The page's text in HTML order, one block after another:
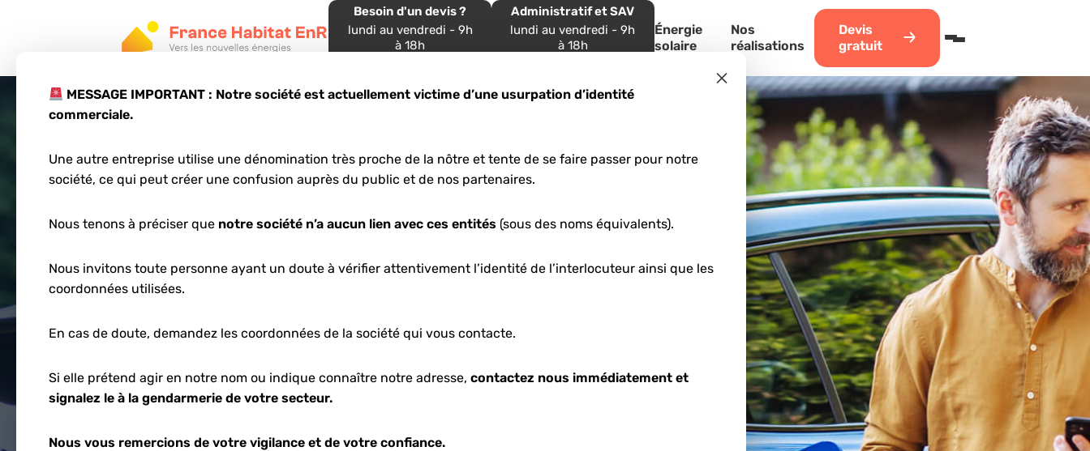
×
MESSAGE IMPORTANT : Notre société est actuellement victime d’une usurpation d’identité
commerciale.
Une autre entreprise utilise une dénomination très proche de la nôtre et tente de se faire passer pour notre
société, ce qui peut créer une confusion auprès du public et de nos partenaires.
Nous tenons à préciser que notre société n’a aucun lien avec ces entités (sous des noms équivalents).
Nous invitons toute personne ayant un doute à vérifier attentivement l’identité de l’interlocuteur ainsi que les
coordonnées utilisées.
En cas de doute, demandez les coordonnées de la société qui vous contacte.
Si elle prétend agir en notre nom ou indique connaître notre adresse, contactez nous immédiatement et
signalez le à la gendarmerie de votre secteur.
Nous vous remercions de votre vigilance et de votre confiance.
Besoin d'un devis ?
lundi au vendredi - 9h
à 18h
Administratif et SAV
lundi au vendredi - 9h
à 18h
Énergie
solaire
Nos
réalisations
Devis
gratuit
Contactez-nous